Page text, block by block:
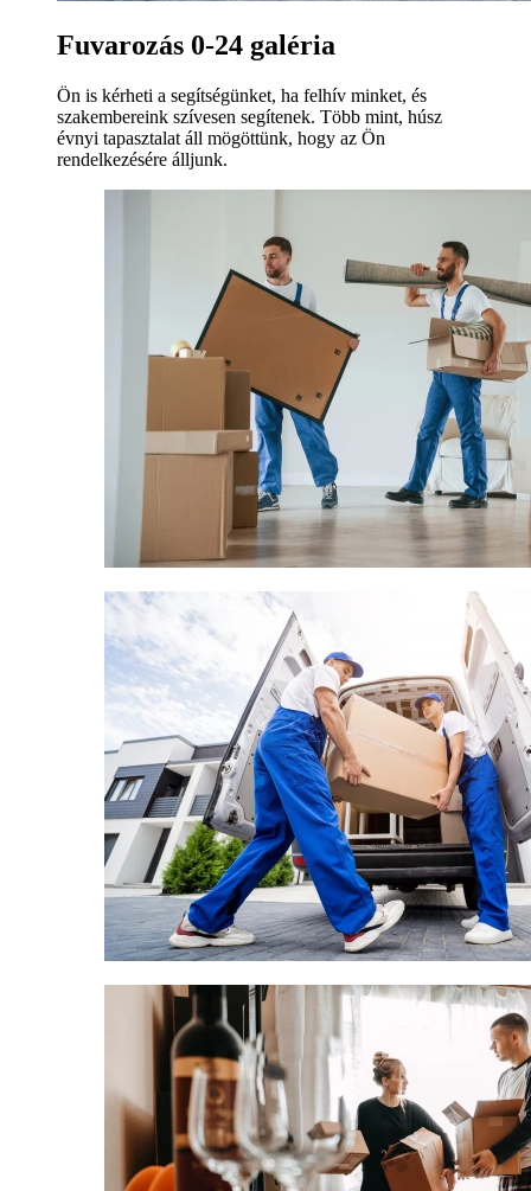
Fuvarozás 0-24 galéria
Ön is kérheti a segítségünket, ha felhív minket, és
szakembereink szívesen segítenek. Több mint, húsz
évnyi tapasztalat áll mögöttünk, hogy az Ön
rendelkezésére álljunk.